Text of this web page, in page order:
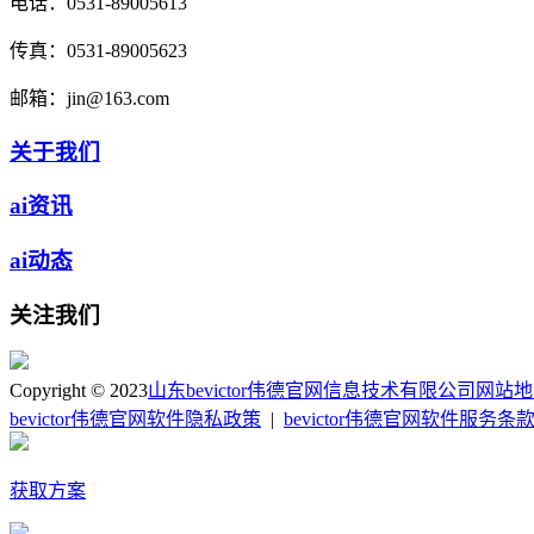
传真： 0531-89005623
邮箱： jin@163.com
关于我们
ai资讯
ai动态
关注我们
Copyright © 2023山东bevictor伟德官网信息技术有限公司 网站
bevictor伟德官网软件隐私政策
bevictor伟德官网软件服务条款
获取方案